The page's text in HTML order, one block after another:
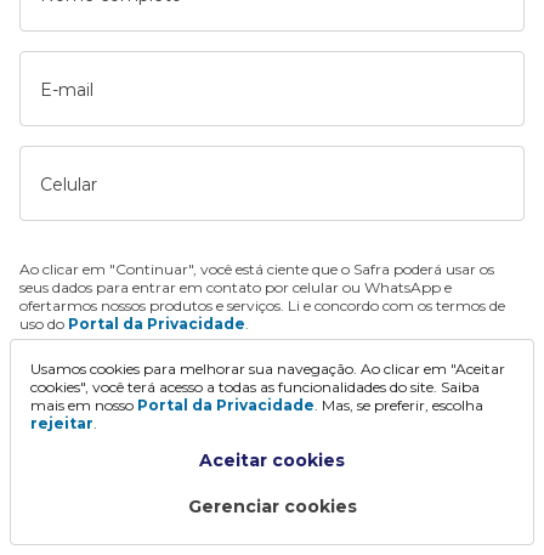
E-mail
Celular
Ao clicar em "Continuar", você está ciente que o Safra poderá usar os
seus dados para entrar em contato por celular ou WhatsApp e
ofertarmos nossos produtos e serviços. Li e concordo com os termos de
uso do Portal da Privacidade.
Continuar
Usamos cookies para melhorar sua navegação. Ao clicar em "Aceitar
cookies", você terá acesso a todas as funcionalidades do site. Saiba
mais em nosso Portal da Privacidade. Mas, se preferir, escolha
rejeitar.
Aceitar cookies
Gerenciar cookies